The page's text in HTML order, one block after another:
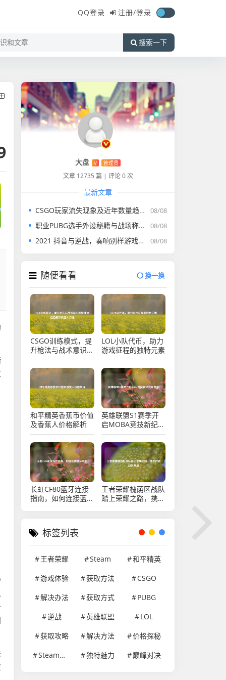
QQ登录 注册/登录
搜索一下
大盘 V 管理员
文章 12735 篇 | 评论 0 次
最新文章
08/08
CSGO玩家流失现象及近年数量趋势剖析
08/08
职业PUBG选手外设秘籍与战场称霸统计
08/08
2021 抖音与逆战，奏响别样游戏乐章之逆战抖音视频介绍
随便看看 换一换
CSGO训练模式，提
升枪法与战术意识的
绝佳途径及删除机器
人方法
LOL小队代币，助力
游戏征程的独特元素
和平精英香蕉币价值
及香蕉人价格解析
英雄联盟S1赛季开
启MOBA竞技新纪元
并发布
长虹CF80蓝牙连接
指南，如何连接蓝牙
王者荣耀槐荫区战队
踏上荣耀之路，携手
标签列表
王者荣耀 Steam
和平精英
游戏体验
获取方法
CSGO
解决办法
获取方式
PUBG
逆战
英雄联盟
LOL
获取攻略
解决方法
价格探秘
Steam游戏
独特魅力 巅峰对决